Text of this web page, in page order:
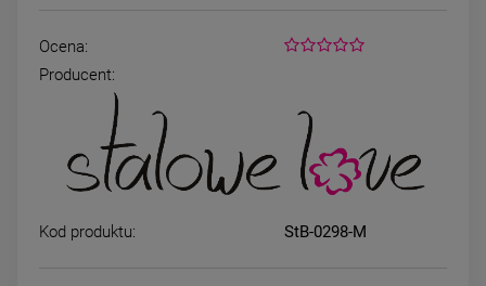
Bransoletka STAL
CHIRURGICZNA gumkowa
czarne kulki ONYKS 0,4 cm
29,00 zł
Bransoletka STAL
CHIRURGICZNA gumkowa
kryształki 0,2 cm
Ocena:
Producent:
Kod produktu: StB-0298-M